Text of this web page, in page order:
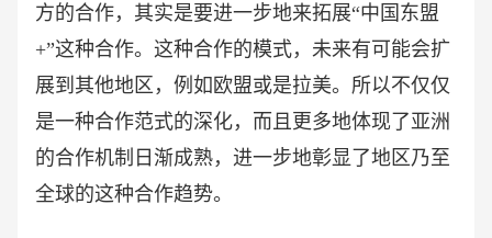
方的合作，其实是要进一步地来拓展“中国东盟
+”这种合作。这种合作的模式，未来有可能会扩
展到其他地区，例如欧盟或是拉美。所以不仅仅
是一种合作范式的深化，而且更多地体现了亚洲
的合作机制日渐成熟，进一步地彰显了地区乃至
全球的这种合作趋势。